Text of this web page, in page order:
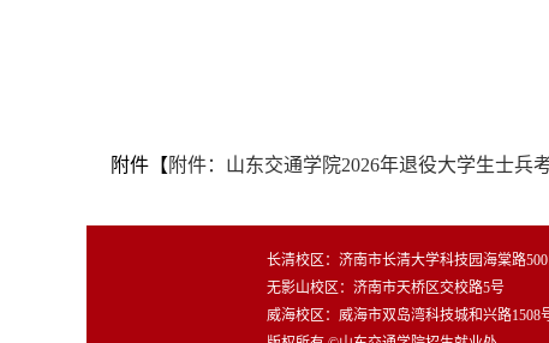
附件【 附件：山东交通学院2026年退役大学生士兵
长清校区：济南市长清大学科技园海棠路
无影山校区：济南市天桥区交校路5
威海校区：威海市双岛湾科技城和兴路